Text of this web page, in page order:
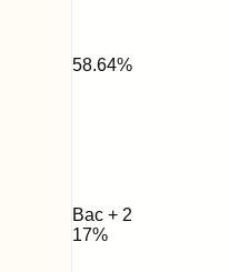
58.64%
Bac + 2
17%